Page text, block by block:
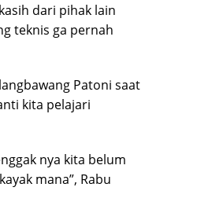
dari pihak lain
teknis ga pernah
Patoni saat
kita pelajari
nya kita belum
mana”, Rabu